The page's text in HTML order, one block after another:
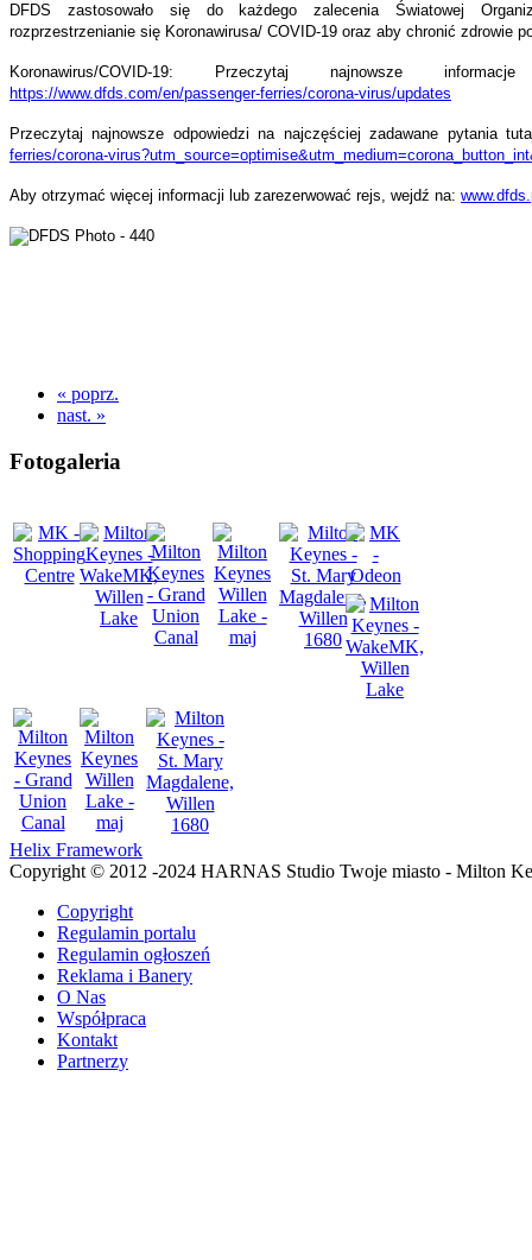
DFDS zastosowało się do każdego zalecenia Światowej
rozprzestrzenianie się Koronawirusa/ COVID-19 oraz aby chronić zdrowie
Koronawirus/COVID-19: Przeczytaj najnowsze
https://www.dfds.com/en/passenger-ferries/corona-virus/updates
Przeczytaj najnowsze odpowiedzi na najczęściej zadawane pytania
ferries/corona-
Aby otrzymać więcej informacji lub zarezerwować rejs, wejdź na:
« poprz.
nast. »
Fotogaleria
Helix Framework
Copyright © 2012 -2024 HARNAS Studio Twoje miasto - Milton
Copyright
Regulamin portalu
Regulamin ogłoszeń
Reklama i Banery
O Nas
Współpraca
Kontakt
Partnerzy